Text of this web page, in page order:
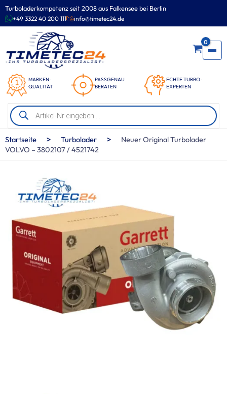
Turboladerkompetenz seit 2008 aus Falkensee bei Berlin
+49 3322 40 200 111 info@timetec24.de
MARKEN-
QUALITÄT
PASSGENAU
BERATEN
ECHTE TURBO-
EXPERTEN
0
Products
search
Zum
Inhalt
springen
Startseite > Turbolader >
Neuer Original Turbolader
VOLVO – 3802107 / 4521742